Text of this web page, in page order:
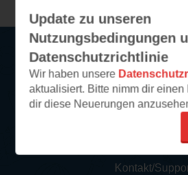
Update zu unseren
Nutzungsbedingungen
Datenschutzrichtlinie
Wir haben unsere
aktualisiert. Bitte nimm dir einen
dir diese Neuerungen
Service
So
Newsletter
Kontakt/